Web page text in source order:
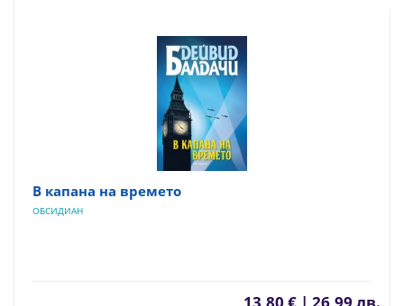
В капана на времето
ОБСИДИАН